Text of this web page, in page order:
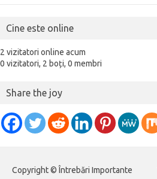
Cine este online
2 vizitatori online acum
0 vizitatori, 2 boți, 0 membri
Share the joy
Copyright © Întrebări Importante